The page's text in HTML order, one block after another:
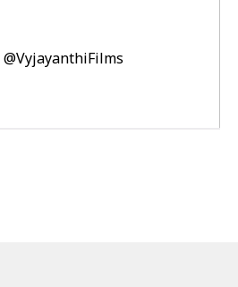
@VyjayanthiFilms